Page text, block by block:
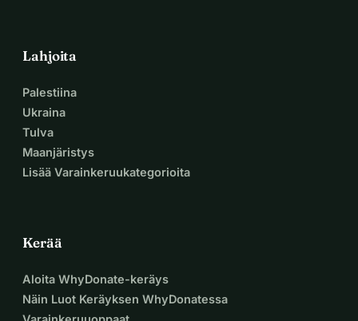
Lahjoita
Palestiina
Ukraina
Tulva
Maanjäristys
Lisää Varainkeruukategorioita
Kerää
Aloita WhyDonate-keräys
Näin Luot Keräyksen WhyDonatessa